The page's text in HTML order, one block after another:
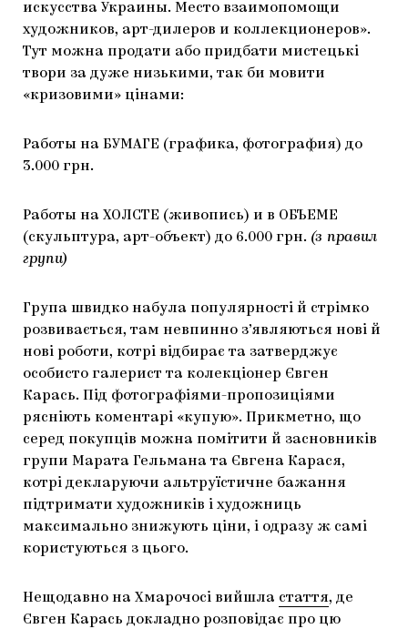
искусства Украины. Место взаимопомощи
художников, арт-дилеров и коллекционеров».
Тут можна продати або придбати мистецькі
твори за дуже низькими, так би мовити
«кризовими» цінами:
Работы на БУМАГЕ (графика, фотография) до
3.000 грн.
Работы на ХОЛСТЕ (живопись) и в ОБЪЕМЕ
(скульптура, арт-объект) до 6.000 грн. (з правил
групи)
Група швидко набула популярності й стрімко
розвивається, там невпинно з’являються нові й
нові роботи, котрі відбирає та затверджує
особисто галерист та колекціонер Євген
Карась. Під фотографіями-пропозиціями
рясніють коментарі «купую». Прикметно, що
серед покупців можна помітити й засновників
групи Марата Гельмана та Євгена Карася,
котрі декларуючи альтруїстичне бажання
підтримати художників і художниць
максимально знижують ціни, і одразу ж самі
користуються з цього.
Нещодавно на Хмарочосі вийшла стаття, де
Євген Карась докладно розповідає про цю